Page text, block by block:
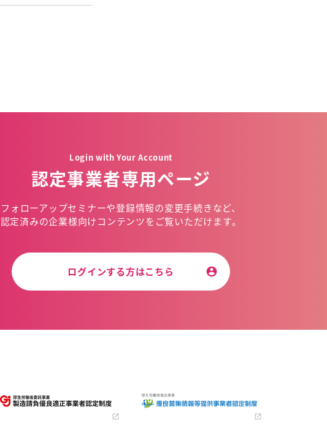
Login with Your Account
認定事業者専用ページ
フォローアップセミナーや登録情報の変更手続きなど、
認定済みの企業様向けコンテンツを ご覧いただけます。
ログインする方はこちら